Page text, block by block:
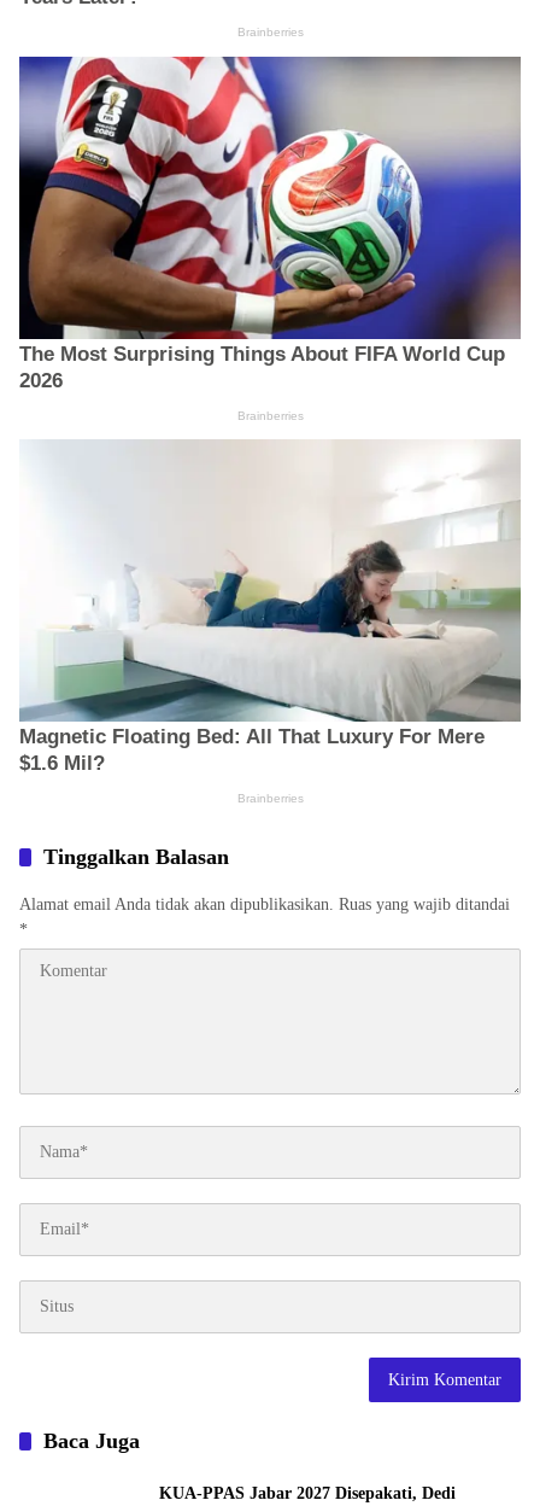
Tinggalkan Balasan
Alamat email Anda tidak akan dipublikasikan. Ruas yang wajib ditandai
*
Baca Juga
KUA-PPAS Jabar 2027 Disepakati, Dedi